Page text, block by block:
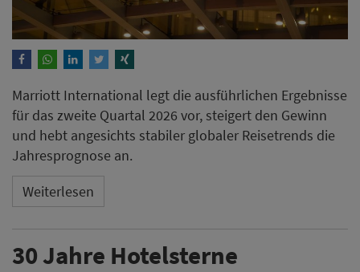
Marriott International legt die ausführlichen Ergebnisse
für das zweite Quartal 2026 vor, steigert den Gewinn
und hebt angesichts stabiler globaler Reisetrends die
Jahresprognose an.
Weiterlesen
30 Jahre Hotelsterne